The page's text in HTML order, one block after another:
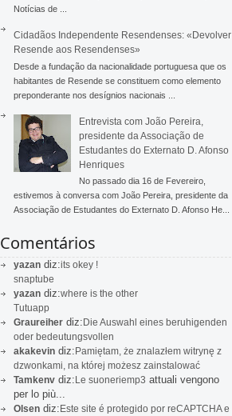
Notícias de ...
Cidadãos Independente Resendenses: «Devolver
Resende aos Resendenses»
Desde a fundação da nacionalidade portuguesa que os
habitantes de Resende se constituem como elemento
preponderante nos desígnios nacionais ...
Entrevista com João Pereira,
presidente da Associação de
Estudantes do Externato D. Afonso
Henriques
No passado dia 16 de Fevereiro,
estivemos à conversa com João Pereira, presidente da
Associação de Estudantes do Externato D. Afonso He...
Comentários
yazan diz:its okey !
snaptube
yazan diz:where is the other
Tutuapp
Graureiher diz:Die Auswahl eines beruhigenden
oder bedeutungsvollen
akakevin diz:Pamiętam, że znalazłem witrynę z
dzwonkami, na której możesz zainstalować
Tamkenv diz:Le suoneriemp3 attuali vengono
per lo più...
Olsen diz:Este site é protegido por reCAPTCHA e